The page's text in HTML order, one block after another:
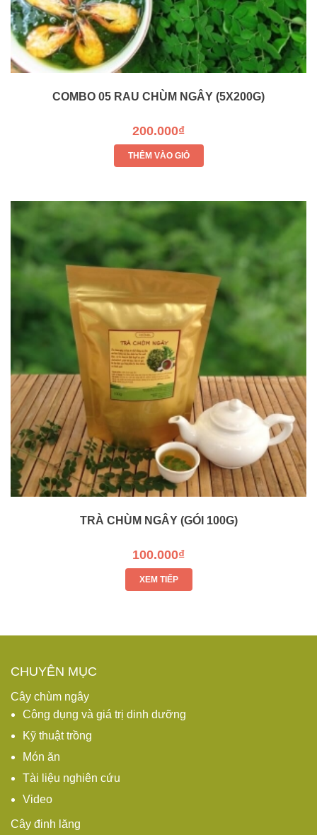
COMBO 05 RAU CHÙM NGÂY (5X200G)
200.000₫
THÊM VÀO GIỎ
TRÀ CHÙM NGÂY (GÓI 100G)
100.000₫
XEM TIẾP
CHUYÊN MỤC
Cây chùm ngây
Công dụng và giá trị dinh dưỡng
Kỹ thuật trồng
Món ăn
Tài liệu nghiên cứu
Video
Cây đinh lăng